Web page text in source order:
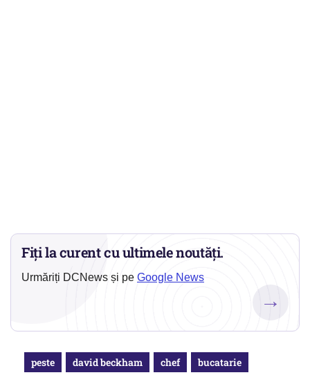
Fiți la curent cu ultimele noutăți.
Urmăriți DCNews și pe Google News
→
peste david beckham chef bucatarie